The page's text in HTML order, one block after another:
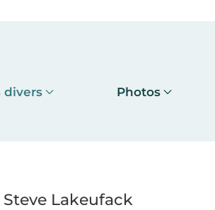
divers Photos
Steve Lakeufack